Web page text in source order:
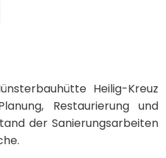
Heilig-Kreuz
Restaurierung und
der Sanierungsarbeiten